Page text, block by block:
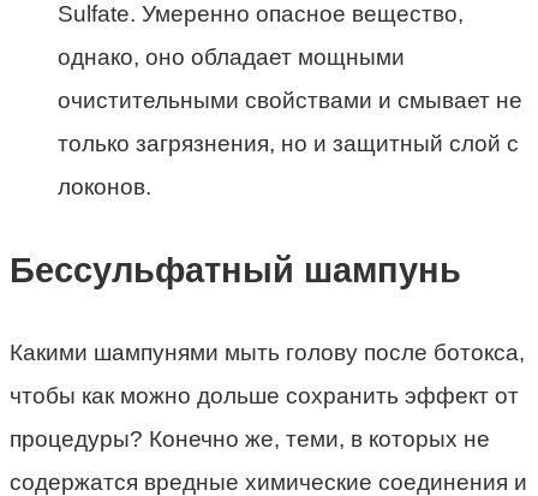
Sulfate. Умеренно опасное вещество,
однако, оно обладает мощными
очистительными свойствами и смывает не
только загрязнения, но и защитный слой с
локонов.
Бессульфатный шампунь
Какими шампунями мыть голову после ботокса,
чтобы как можно дольше сохранить эффект от
процедуры? Конечно же, теми, в которых не
содержатся вредные химические соединения и